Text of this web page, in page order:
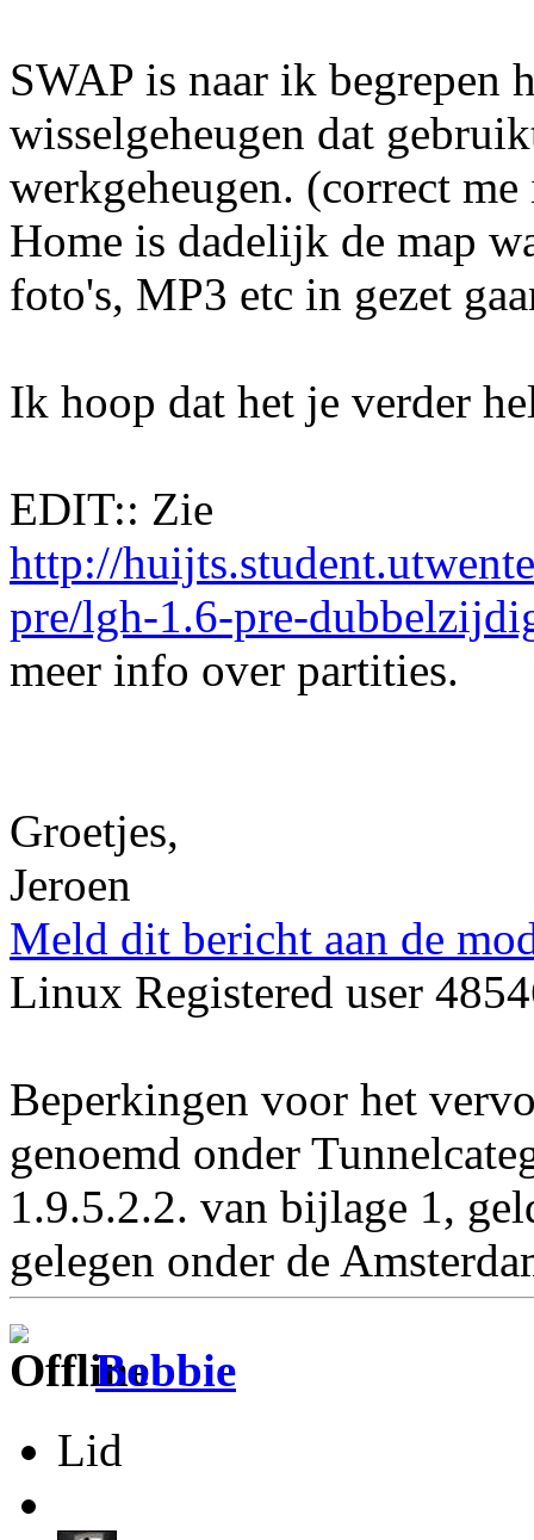
SWAP is naar ik begrepen
wisselgeheugen dat
werkgeheugen. (correct
Home is dadelijk de map
foto's, MP3 etc in gezet
Ik hoop dat het je verder
EDIT:: Zie
http://
pre/lgh-1.6-pre-
meer info over partities.
Groetjes,
Jeroen
Meld dit bericht aan de
Linux Registered user
Beperkingen voor het
genoemd onder
1.9.5.2.2. van bijlage 1,
gelegen onder de
Bobbie
Lid